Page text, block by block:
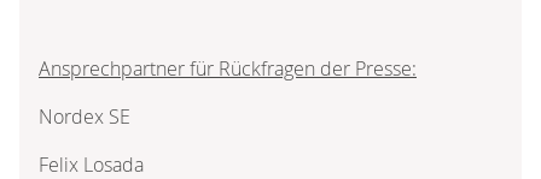
Ansprechpartner für Rückfragen der Presse:
Nordex SE
Felix Losada